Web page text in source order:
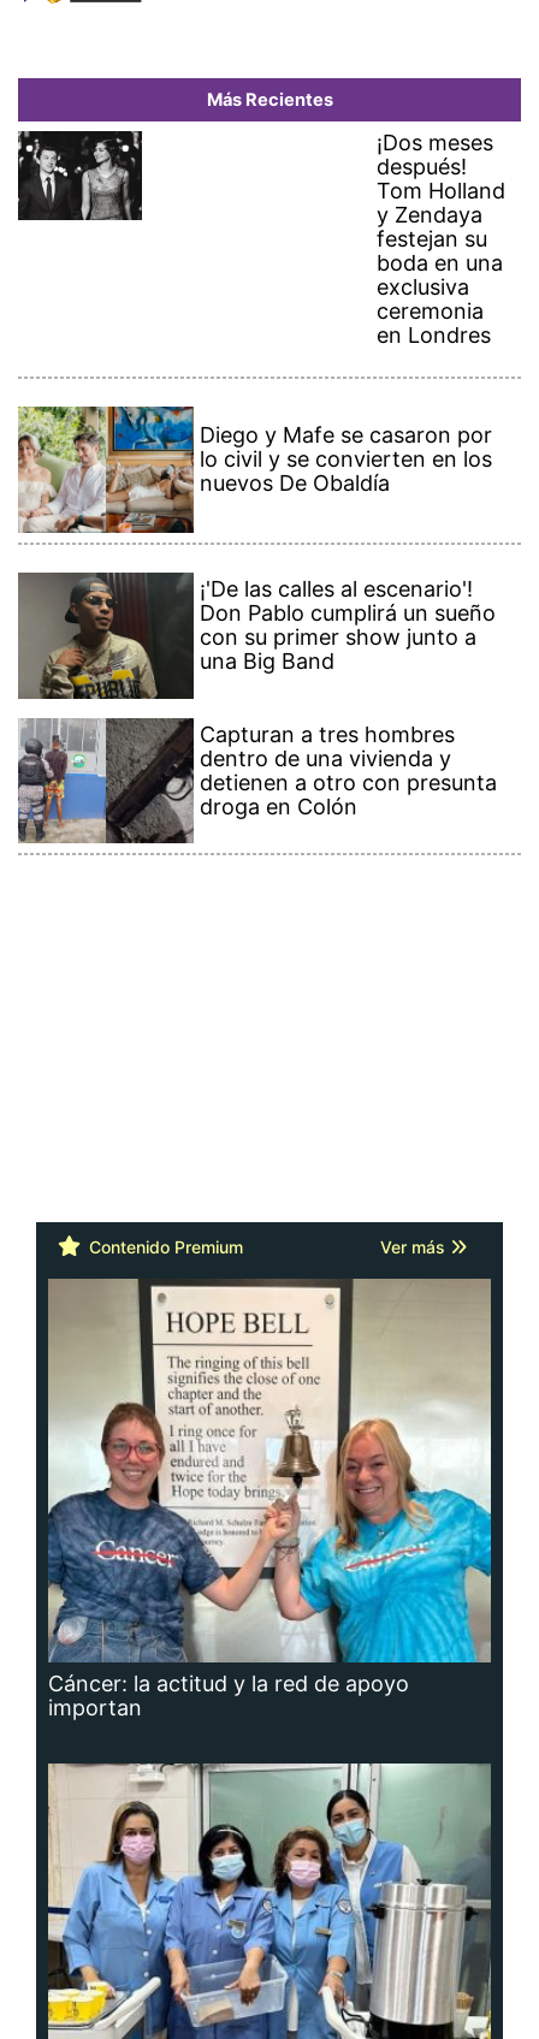
Más Recientes
¡Dos meses
después!
Tom Holland
y Zendaya
festejan su
boda en una
exclusiva
ceremonia
en Londres
Diego y Mafe se casaron por
lo civil y se convierten en los
nuevos De Obaldía
¡'De las calles al escenario'!
Don Pablo cumplirá un sueño
con su primer show junto a
una Big Band
Capturan a tres hombres
dentro de una vivienda y
detienen a otro con presunta
droga en Colón
Contenido Premium Ver más
Cáncer: la actitud y la red de apoyo
importan